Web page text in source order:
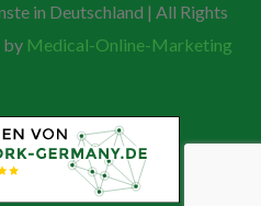
in Deutschland | All Rights
by Medical-Online-Marketing